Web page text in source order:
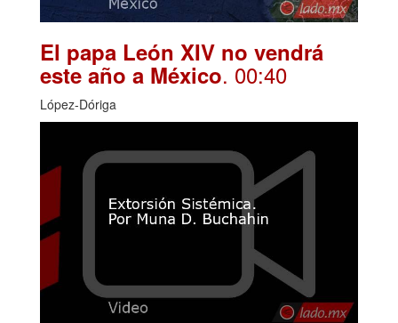
El papa León XIV no vendrá
este año a México. 00:40
López-Dóriga